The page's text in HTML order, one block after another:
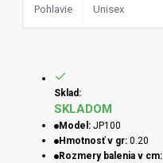
Pohlavie Unisex
Sklad:
SKLADOM
Model: JP100
Hmotnosť v gr: 0.20
Rozmery balenia v cm: